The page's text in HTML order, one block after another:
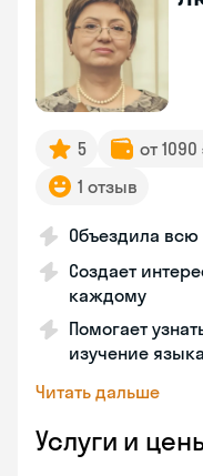
5 от
1 отзыв
Объездила всю
Создает
каждому
Помогает
изучение языка
Читать дальше
Услуги и